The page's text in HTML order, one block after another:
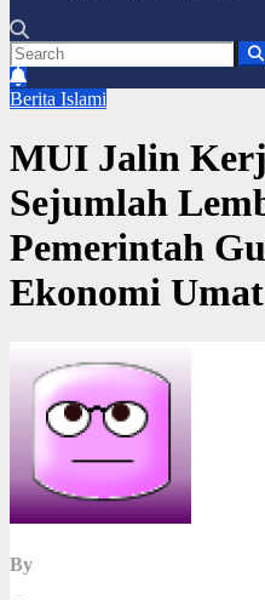
Berita Islami
MUI Jalin
Sejumlah
Pemerintah
Ekonomi Umat
By